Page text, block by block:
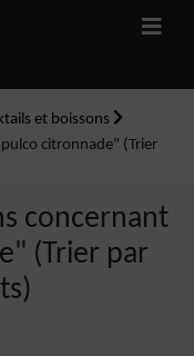
et boissons
citronnade" (Trier
concernant
(Trier par